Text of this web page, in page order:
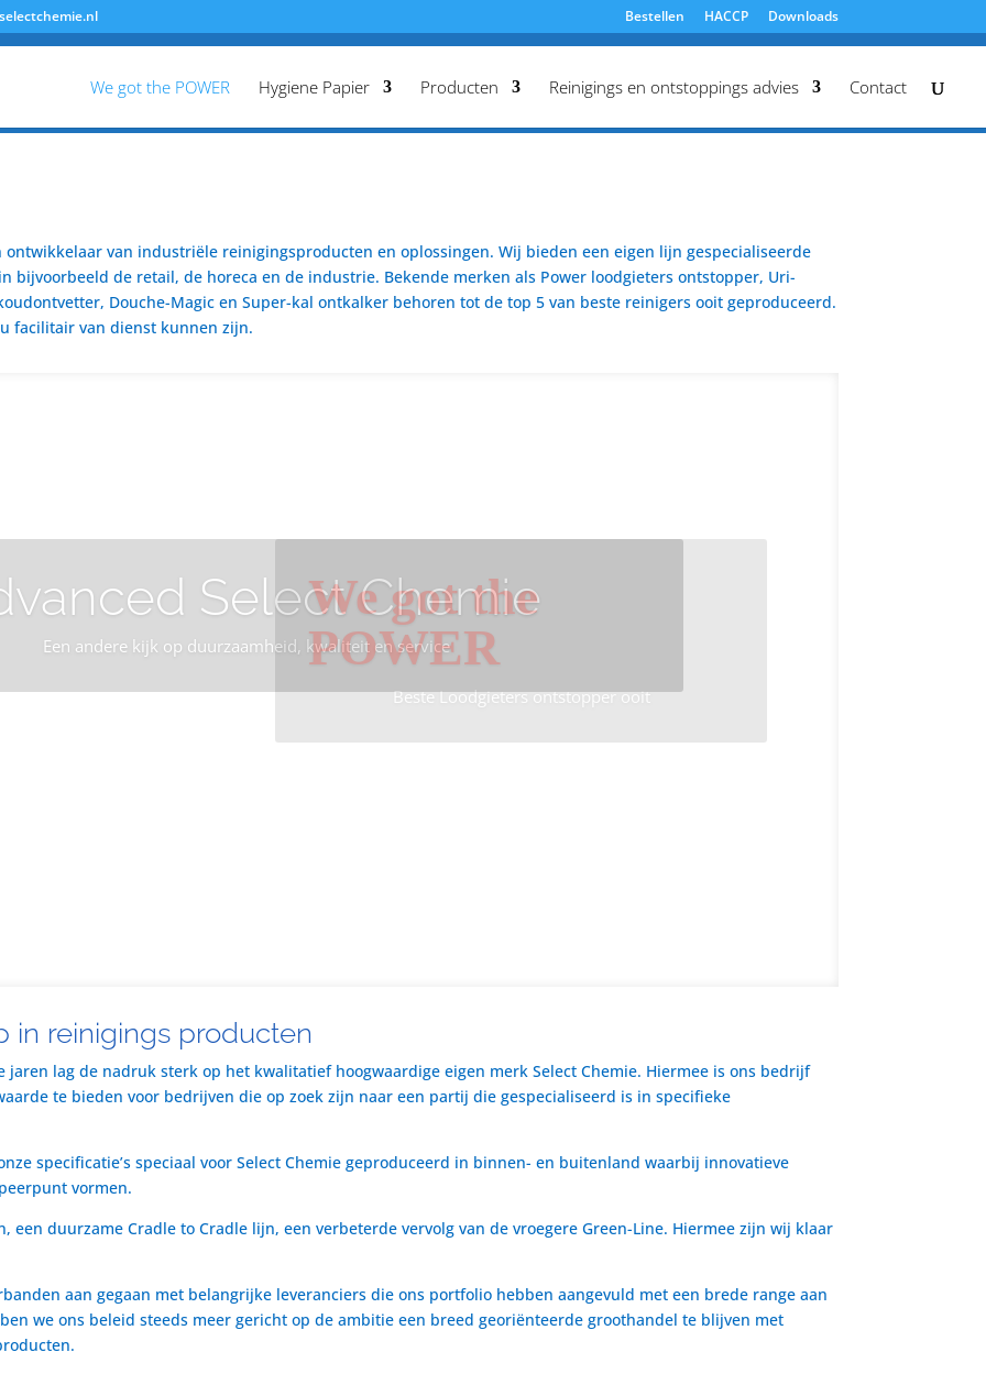
Bestellen HACCP Downloads
We got the POWER Hygiene Papier Producten Reinigings en ontstoppings advies Contact
ontwikkelaar van industriële reinigingsproducten en oplossingen. Wij bieden een eigen lijn gespecialiseerde
bijvoorbeeld de retail, de horeca en de industrie. Bekende merken als Power loodgieters ontstopper, Uri-
Douche-Magic en Super-kal ontkalker behoren tot de top 5 van beste reinigers ooit geproduceerd.
facilitair van dienst kunnen zijn.
Select Chemie
Een andere kijk op duurzaamheid, kwaliteit en service
We got the
POWER
Beste Loodgieters ontstopper ooit
in reinigings producten
jaren lag de nadruk sterk op het kwalitatief hoogwaardige eigen merk Select Chemie. Hiermee is ons bedrijf
te bieden voor bedrijven die op zoek zijn naar een partij die gespecialiseerd is in specifieke
specificatie’s speciaal voor Select Chemie geproduceerd in binnen- en buitenland waarbij innovatieve
vormen.
een duurzame Cradle to Cradle lijn, een verbeterde vervolg van de vroegere Green-Line. Hiermee zijn wij klaar
aan gegaan met belangrijke leveranciers die ons portfolio hebben aangevuld met een brede range aan
we ons beleid steeds meer gericht op de ambitie een breed georiënteerde groothandel te blijven met